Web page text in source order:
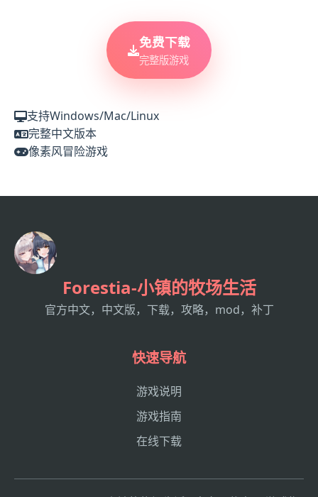
免费下载
完整版游戏
支持Windows/Mac/Linux
完整中文版本
像素风冒险游戏
Forestia-小镇的牧场生活
官方中文，中文版，下载，攻略，mod，补丁
快速导航
游戏说明
游戏指南
在线下载